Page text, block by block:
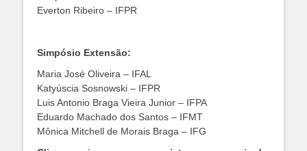
Everton Ribeiro – IFPR
Simpósio Extensão:
Maria José Oliveira – IFAL
Katyúscia Sosnowski – IFPR
Luis Antonio Braga Vieira Junior – IFPA
Eduardo Machado dos Santos – IFMT
Mônica Mitchell de Morais Braga – IFG